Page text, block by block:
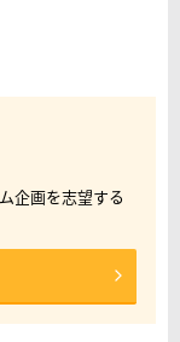
企画を志望する